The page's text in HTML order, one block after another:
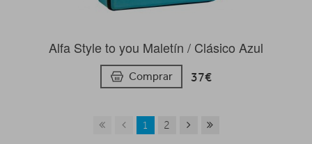
Alfa Style to you Maletín / Clásico Azul
Comprar 37€
1 2